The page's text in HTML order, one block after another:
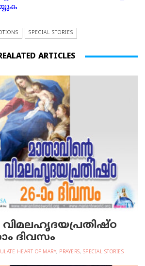
SPECIAL STORIES
ARTICLES
വിമലഹൃദയപ്രതിഷ്ഠ
ദിവസം
HEART OF MARY, PRAYERS, SPECIAL STORIES